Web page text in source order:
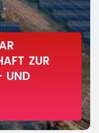
ZUR F
S